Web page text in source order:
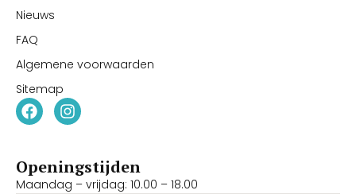
Nieuws
FAQ
Algemene voorwaarden
Sitemap
Openingstijden
Maandag – vrijdag: 10.00 – 18.00